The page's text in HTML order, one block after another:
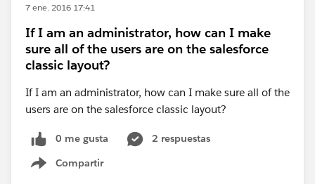
7 ene. 2016 17:41
If I am an administrator, how can I make
sure all of the users are on the salesforce
classic layout?
If I am an administrator, how can I make sure all of the
users are on the salesforce classic layout?
0 me gusta
2 respuestas
Compartir
Show menu